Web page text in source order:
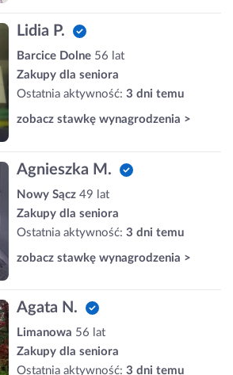
Lidia P.
Barcice Dolne 56 lat
Zakupy dla seniora
Ostatnia aktywność: 3 dni temu
zobacz stawkę wynagrodzenia >
Agnieszka M.
Nowy Sącz 49 lat
Zakupy dla seniora
Ostatnia aktywność: 3 dni temu
zobacz stawkę wynagrodzenia >
Agata N.
Limanowa 56 lat
Zakupy dla seniora
Ostatnia aktywność: 3 dni temu